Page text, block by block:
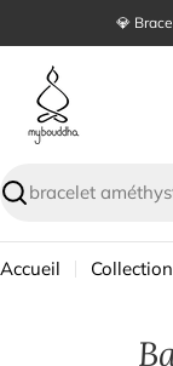
au
contenu
💎
Recherche
Accueil Collection